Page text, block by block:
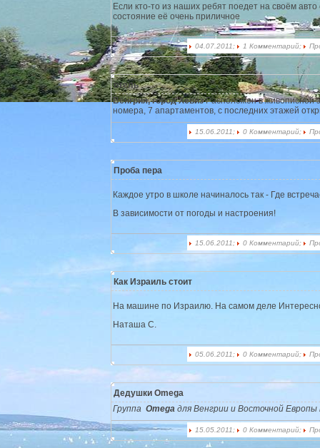
Если кто-то из наших ребят поедет на своём
состояние её очень приличное
04.07.2011; 1 Комментарий;
отель
Венгрия, город ХевизРасположен в живописной
номера, 7 апартаментов, с последних этажей
15.06.2011; 0 Комментарий;
Проба пера
Каждое утро в школе начиналось так - Где
В зависимости от погоды и настроения!
15.06.2011; 0 Комментарий;
Как Израиль стоит
На машине по Израилю. На самом деле
Наташа С.
05.06.2011; 0 Комментарий;
Дедушки Omega
Группа Omega для Венгрии и Восточной
15.05.2011; 0 Комментарий;